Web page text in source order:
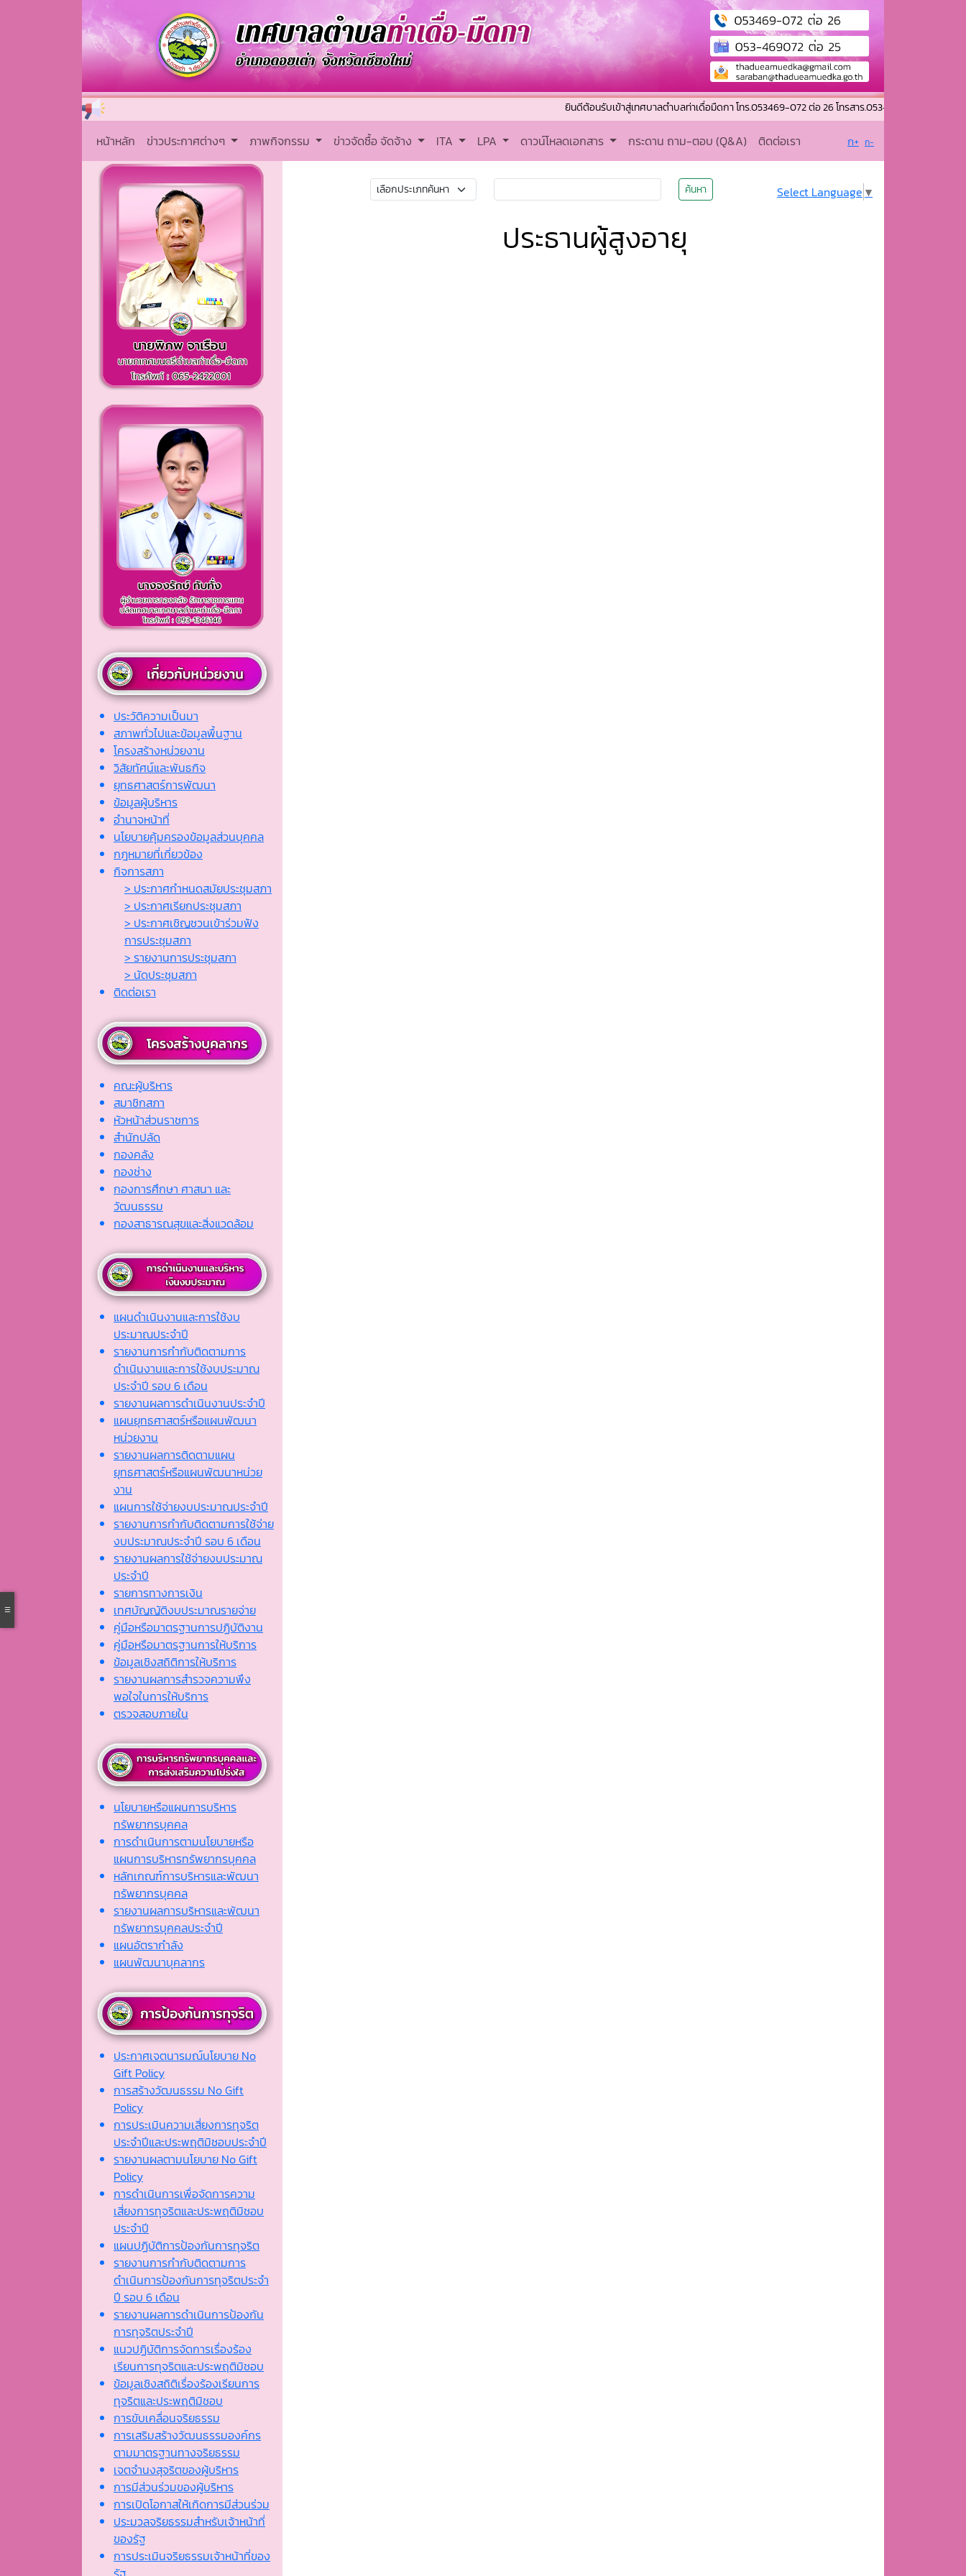
ยินดีต้อนรับเข้าสู่เทศบาลตำบลท่าเดื่อมืดกา โทร.053469-072 ต่อ 26 โทรสาร.053-469072 ต่อ 25 อีเมล :
หน้าหลัก ข่าวประกาศต่างๆ ภาพกิจกรรม ข่าวจัดซื้อ จัดจ้าง ITA LPA ดาวน์โหลดเอกสาร กระดาน ถาม-ตอบ (Q&A) ติดต่อเรา ก+ ก-
ประวัติความเป็นมา
สภาพทั่วไปและข้อมูลพื้นฐาน
โครงสร้างหน่วยงาน
วิสัยทัศน์และพันธกิจ
ยุทธศาสตร์การพัฒนา
ข้อมูลผู้บริหาร
อำนาจหน้าที่
นโยบายคุ้มครองข้อมูลส่วนบุคคล
กฎหมายที่เกี่ยวข้อง
กิจการสภา
> ประกาศกำหนดสมัยประชุมสภา
> ประกาศเรียกประชุมสภา
> ประกาศเชิญชวนเข้าร่วมฟัง
การประชุมสภา
> รายงานการประชุมสภา
> นัดประชุมสภา
ติดต่อเรา
คณะผู้บริหาร
สมาชิกสภา
หัวหน้าส่วนราชการ
สำนักปลัด
กองคลัง
กองช่าง
กองการศึกษา ศาสนา และ
วัฒนธรรม
กองสาธารณสุขและสิ่งแวดล้อม
แผนดำเนินงานและการใช้งบ
ประมาณประจำปี
รายงานการกำกับติดตามการ
ดำเนินงานและการใช้งบประมาณ
ประจำปี รอบ 6 เดือน
รายงานผลการดำเนินงานประจำปี
แผนยุทธศาสตร์หรือแผนพัฒนา
หน่วยงาน
รายงานผลการติดตามแผน
ยุทธศาสตร์หรือแผนพัฒนาหน่วย
งาน
แผนการใช้จ่ายงบประมาณประจำปี
รายงานการกำกับติดตามการใช้จ่าย
งบประมาณประจำปี รอบ 6 เดือน
รายงานผลการใช้จ่ายงบประมาณ
ประจำปี
รายการทางการเงิน
เทศบัญญัติงบประมาณรายจ่าย
คู่มือหรือมาตรฐานการปฏิบัติงาน
คู่มือหรือมาตรฐานการให้บริการ
ข้อมูลเชิงสถิติการให้บริการ
รายงานผลการสำรวจความพึง
พอใจในการให้บริการ
ตรวจสอบภายใน
นโยบายหรือแผนการบริหาร
ทรัพยากรบุคคล
การดำเนินการตามนโยบายหรือ
แผนการบริหารทรัพยากรบุคคล
หลักเกณฑ์การบริหารและพัฒนา
ทรัพยากรบุคคล
รายงานผลการบริหารและพัฒนา
ทรัพยากรบุคคลประจำปี
แผนอัตรากำลัง
แผนพัฒนาบุคลากร
ประกาศเจตนารมณ์นโยบาย No
Gift Policy
การสร้างวัฒนธรรม No Gift
Policy
การประเมินความเสี่ยงการทุจริต
ประจำปีและประพฤติมิชอบประจำปี
รายงานผลตามนโยบาย No Gift
Policy
การดำเนินการเพื่อจัดการความ
เสี่ยงการทุจริตและประพฤติมิชอบ
ประจำปี
แผนปฏิบัติการป้องกันการทุจริต
รายงานการกำกับติดตามการ
ดำเนินการป้องกันการทุจริตประจำ
ปี รอบ 6 เดือน
รายงานผลการดำเนินการป้องกัน
การทุจริตประจำปี
แนวปฏิบัติการจัดการเรื่องร้อง
เรียนการทุจริตและประพฤติมิชอบ
ข้อมูลเชิงสถิติเรื่องร้องเรียนการ
ทุจริตและประพฤติมิชอบ
การขับเคลื่อนจริยธรรม
การเสริมสร้างวัฒนธรรมองค์กร
ตามมาตรฐานทางจริยธรรม
เจตจํานงสุจริตของผู้บริหาร
การมีส่วนร่วมของผู้บริหาร
การเปิดโอกาสให้เกิดการมีส่วนร่วม
ประมวลจริยธรรมสำหรับเจ้าหน้าที่
ของรัฐ
การประเมินจริยธรรมเจ้าหน้าที่ของ
ค้นหา Select Language ▼
ประธานผู้สูงอายุ